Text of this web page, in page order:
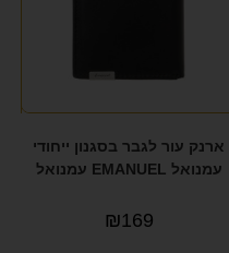
ארנק עור לגבר בסגנון ייחודי
עמנואל EMANUEL עמנואל
₪169